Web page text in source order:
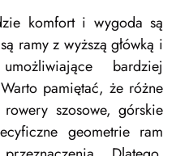
komfort i wygoda są
ramy z wyższą główką i
bardziej
pamiętać, że różne
rowery szosowe, górskie
geometrie ram